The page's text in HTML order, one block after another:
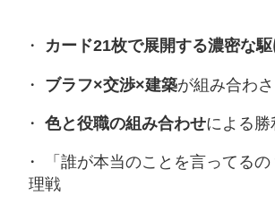
カード21枚で展開する濃密な駆
ブラフ×交渉×建築が組み合わ
色と役職の組み合わせによる勝
「誰が本当のことを言ってる
理戦